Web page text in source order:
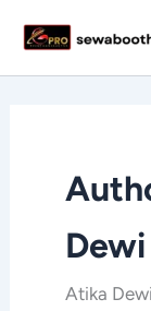
konten
Dewi
Atika